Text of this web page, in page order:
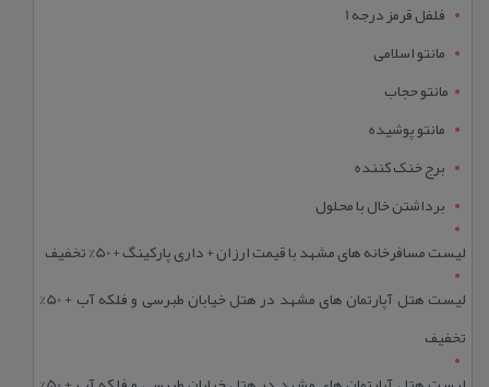
فلفل قرمز درجه 1
مانتو اسلامی
مانتو حجاب
مانتو پوشیده
برج خنک کننده
برداشتن خال با محلول
لیست مسافرخانه های مشهد با قیمت ارزان + داری پارکینگ + 50% تخفیف
لیست هتل آپارتمان های مشهد در هتل خیابان طبرسی و فلکه آب + 50%
تخفیف